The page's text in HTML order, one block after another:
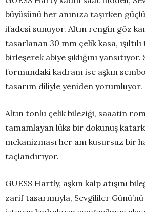
büyüsünü her anınıza taşırken
ifadesi sunuyor. Altın rengin göz
tasarlanan 30 mm çelik kasa,
birleşerek abiye şıklığını
formundaki kadranı ise aşkın
tasarım diliyle yeniden yorumluyor.
Altın tonlu çelik bileziği, saaatin
tamamlayan lüks bir dokunuş
mekanizması her anı kusursuz bir
taçlandırıyor.
GUESS Hartly, aşkın kalp atışını
zarif tasarımıyla, Sevgililer